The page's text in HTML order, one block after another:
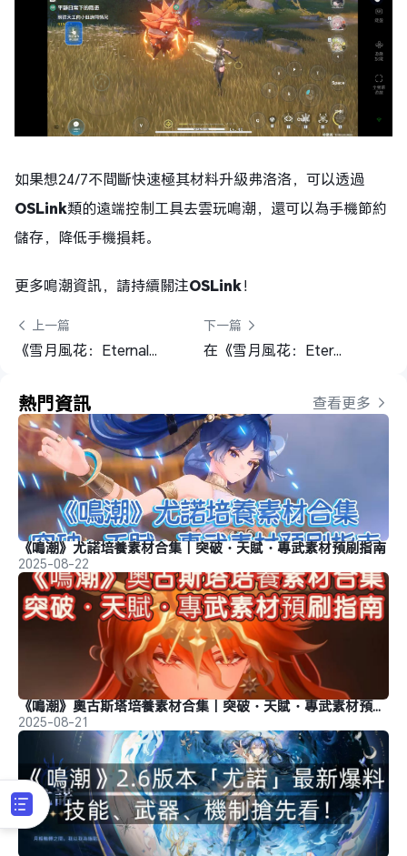
如果想24/7不間斷快速極其材料升級弗洛洛，可以透過
OSLink類的遠端控制工具去雲玩鳴潮，還可以為手機節約
儲存，降低手機損耗。
更多鳴潮資訊，請持續關注OSLink！
上一篇
《雪月風花：Eternal Blade》開局攻略大全：主線節奏×資源管理×副本解析
下一篇
在《雪月風花：Eternal Blade》高效掛機練等？OSLink遠端！
熱門資訊 查看更多
《鳴潮》尤諾培養素材合集｜突破・天賦・專武素材預刷指南
2025-08-22
《鳴潮》奧古斯塔培養素材合集｜突破・天賦・專武素材預刷指南
2025-08-21